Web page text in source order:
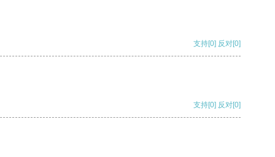
支持[0] 反对[0]
支持[0] 反对[0]